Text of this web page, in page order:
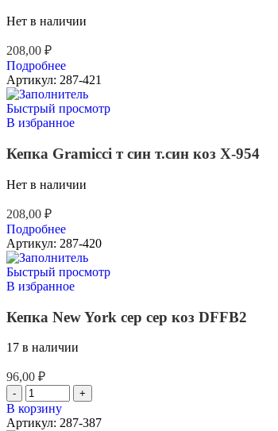
Нет в наличии
208,00 ₽
Подробнее
Артикул: 287-421
Быстрый просмотр
В избранное
Кепка Gramicci т син т.син коз X-954
Нет в наличии
208,00 ₽
Подробнее
Артикул: 287-420
Быстрый просмотр
В избранное
Кепка New York сер сер коз DFFB2
17 в наличии
96,00 ₽
В корзину
Артикул: 287-387